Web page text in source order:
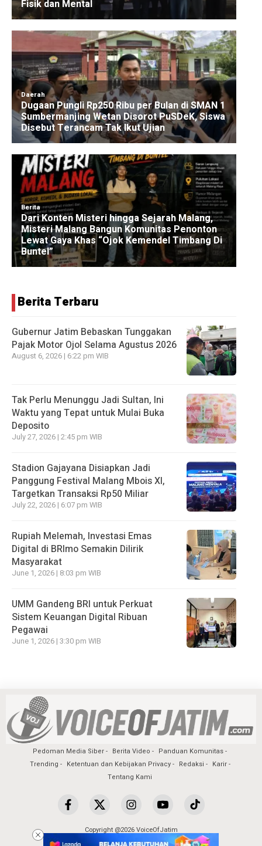
Berita Terbaru
Gubernur Jatim Bebaskan Tunggakan
Pajak Motor Ojol Selama Agustus 2026
August 6, 2026 | 6:22 pm WIB
Tak Perlu Menunggu Jadi Sultan, Ini
Waktu yang Tepat untuk Mulai Buka
Deposito
July 27, 2026 | 2:45 pm WIB
Stadion Gajayana Disiapkan Jadi
Panggung Festival Malang Mbois XI,
Targetkan Transaksi Rp50 Miliar
July 22, 2026 | 6:07 pm WIB
Rupiah Melemah, Investasi Emas
Digital di BRImo Semakin Dilirik
Masyarakat
June 1, 2026 | 8:03 pm WIB
UMM Gandeng BRI untuk Perkuat
Sistem Keuangan Digital Ribuan
Pegawai
June 1, 2026 | 3:30 pm WIB
Pedoman Media Siber Berita Video
Panduan Komunitas
Trending
Ketentuan dan Kebijakan Privacy Redaksi
Karir
Tentang Kami
Copyright @2026 VoiceOfJatim
All Rights Reserved